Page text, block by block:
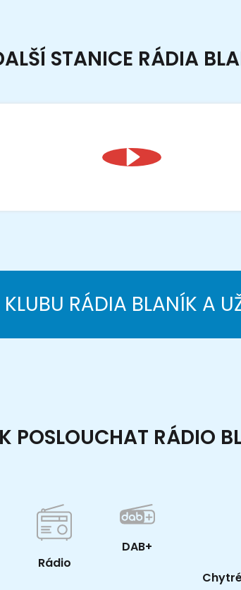
STANICE RÁDIA
KLUBU RÁDIA BLANÍK A
POSLOUCHAT RÁDIO
Rádio
DAB+